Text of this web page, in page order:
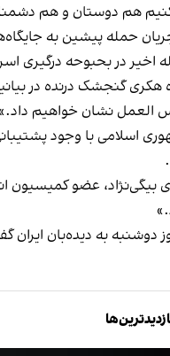
هم دوستان و هم
حمله پیشین به
اخیر در بحبوحه درگیری
هکری گنجشک درنده در
العمل نشان خواهیم
اسلامی با وجود
بیگی‌نژاد، عضو کمیسیون
دوشنبه به دیده‌بان ایران